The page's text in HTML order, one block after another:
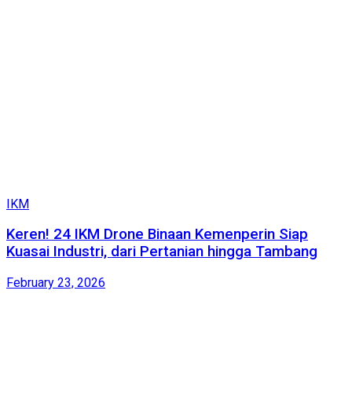
IKM
Keren! 24 IKM Drone Binaan Kemenperin Siap
Kuasai Industri, dari Pertanian hingga Tambang
February 23, 2026